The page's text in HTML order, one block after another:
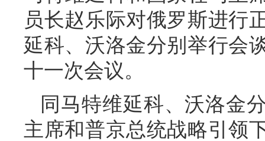
员长赵乐际对俄罗斯进行
延科、沃洛金分别举行会
十一次会议。
同马特维延科、沃洛金
主席和普京总统战略引领